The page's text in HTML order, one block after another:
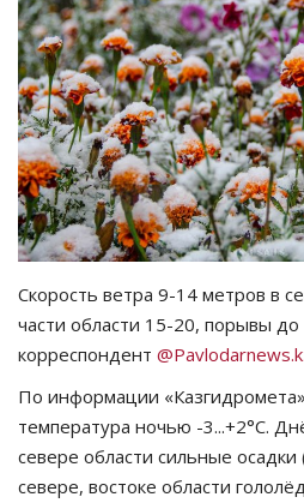
СПЕЦПРОЕКТЫ
СПОРТ
Чек-лист
РАЗВЛЕЧЕНИЯ
OFFICIAL
Курултай
Язык
Қазақша Русский
Скорость ветра 9-14 метров в
части области 15-20, порывы
корреспондент
По информации
температура ночью -3...+2°C.
севере области сильные
севере, востоке области